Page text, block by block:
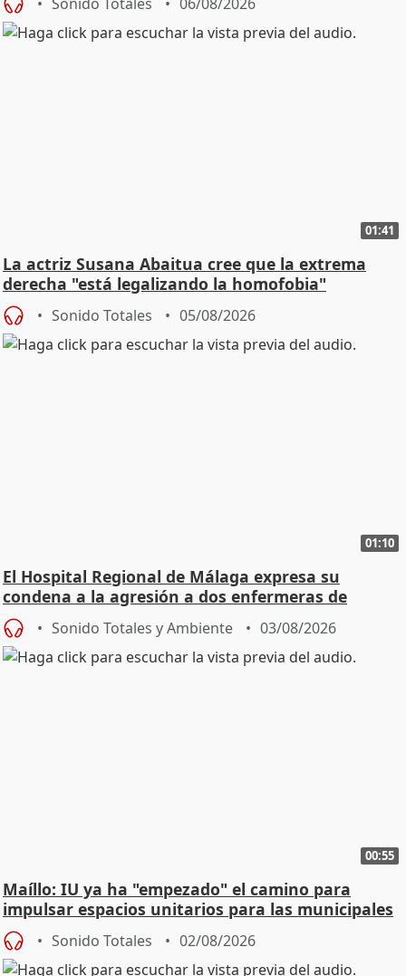
01:41
La actriz Susana Abaitua cree que la extrema
derecha "está legalizando la homofobia"
Sonido Totales 05/08/2026
01:10
El Hospital Regional de Málaga expresa su
condena a la agresión a dos enfermeras de
Urgencias
Sonido Totales y Ambiente 03/08/2026
00:55
Maíllo: IU ya ha "empezado" el camino para
impulsar espacios unitarios para las municipales
Sonido Totales 02/08/2026